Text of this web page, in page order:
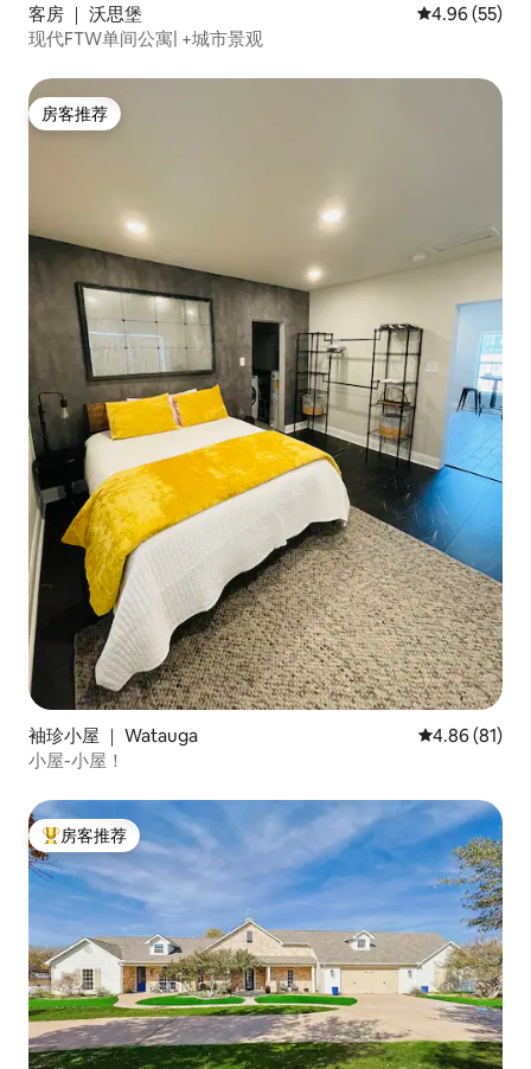
客房 ｜ 沃思堡 平均评分
4.96 (55)
现代FTW单间公寓| +城市景观
房客推荐
房客推荐
袖珍小屋 ｜ Watauga 平均评分
4.86 (81)
小屋-小屋！
热门「房客推荐」
房客推荐